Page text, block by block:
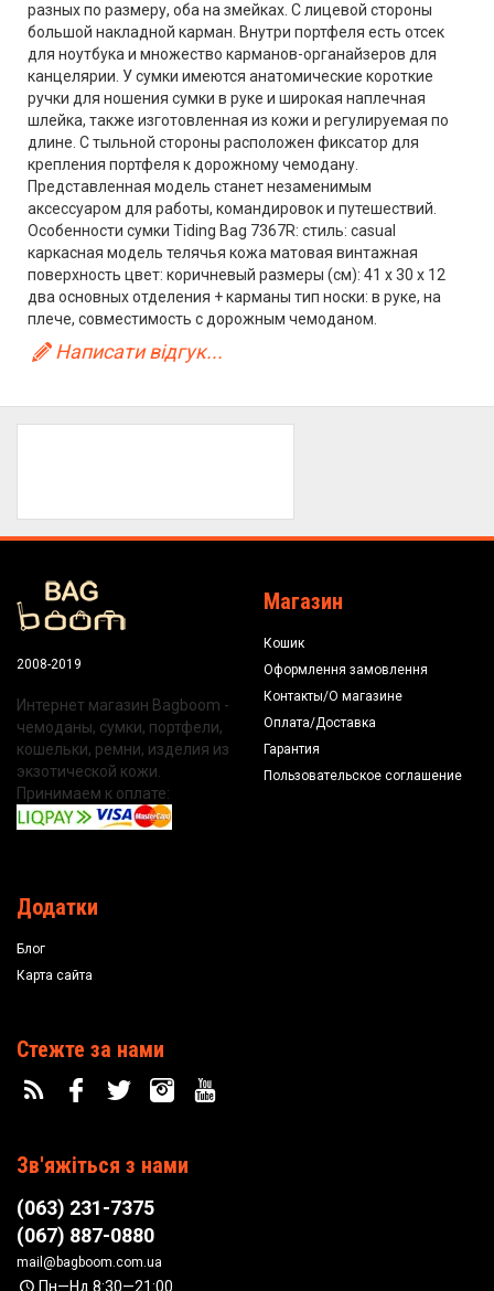
разных по размеру, оба на змейках. С лицевой стороны
большой накладной карман. Внутри портфеля есть отсек
для ноутбука и множество карманов-органайзеров для
канцелярии. У сумки имеются анатомические короткие
ручки для ношения сумки в руке и широкая наплечная
шлейка, также изготовленная из кожи и регулируемая по
длине. С тыльной стороны расположен фиксатор для
крепления портфеля к дорожному чемодану.
Представленная модель станет незаменимым
аксессуаром для работы, командировок и путешествий.
Особенности сумки Tiding Bag 7367R: стиль: casual
каркасная модель телячья кожа матовая винтажная
поверхность цвет: коричневый размеры (см): 41 х 30 х 12
два основных отделения + карманы тип носки: в руке, на
плече, совместимость с дорожным чемоданом.
Написати відгук...
2008-2019
Интернет магазин Bagboom -
чемоданы, сумки, портфели,
кошельки, ремни, изделия из
экзотической кожи.
Принимаем к оплате:
Магазин
Кошик
Оформлення замовлення
Контакты/О магазине
Оплата/Доставка
Гарантия
Пользовательское соглашение
Додатки
Блог
Карта сайта
Стежте за нами
Зв'яжіться з нами
(063) 231-7375
(067) 887-0880
mail@bagboom.com.ua
Пн—Нд 8:30—21:00